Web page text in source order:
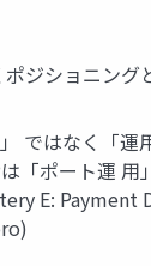
ジショニン
ではなく「
「ポート運
E: